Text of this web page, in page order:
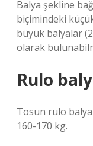
Balya şekline
biçimindeki
büyük balyalar
olarak
Rulo
Tosun rulo balya
160-170 kg.